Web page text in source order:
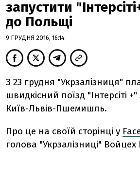
запустити
до Польщі
9 ГРУДНЯ 2016, 16:14
З 23 грудня "Укрзалізниця"
швидкісний поїзд "Інтерсіті
Київ-Львів-Пшемишль.
Про це на своїй сторінці у
голова "Укрзалізниці" Войцех